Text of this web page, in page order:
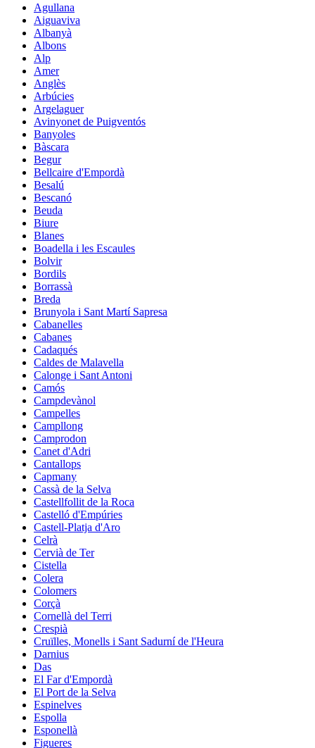
Agullana
Aiguaviva
Albanyà
Albons
Alp
Amer
Anglès
Arbúcies
Argelaguer
Avinyonet de Puigventós
Banyoles
Bàscara
Begur
Bellcaire d'Empordà
Besalú
Bescanó
Beuda
Biure
Blanes
Boadella i les Escaules
Bolvir
Bordils
Borrassà
Breda
Brunyola i Sant Martí Sapresa
Cabanelles
Cabanes
Cadaqués
Caldes de Malavella
Calonge i Sant Antoni
Camós
Campdevànol
Campelles
Campllong
Camprodon
Canet d'Adri
Cantallops
Capmany
Cassà de la Selva
Castellfollit de la Roca
Castelló d'Empúries
Castell-Platja d'Aro
Celrà
Cervià de Ter
Cistella
Colera
Colomers
Corçà
Cornellà del Terri
Crespià
Cruïlles, Monells i Sant Sadurní de l'Heura
Darnius
Das
El Far d'Empordà
El Port de la Selva
Espinelves
Espolla
Esponellà
Figueres